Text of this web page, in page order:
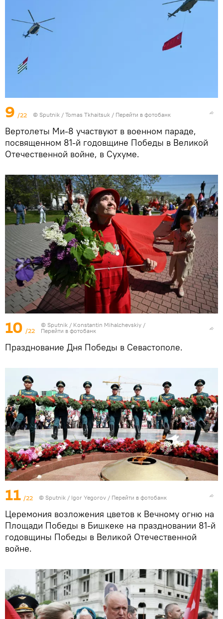
9 /22 © Sputnik / Tomas Tkhaitsuk / Перейти в фотобанк
Вертолеты Ми-8 участвуют в военном параде,
посвященном 81-й годовщине Победы в Великой
Отечественной войне, в Сухуме.
10 /22
© Sputnik / Konstantin Mihalchevskiy /
Перейти в фотобанк
Празднование Дня Победы в Севастополе.
11 /22 © Sputnik / Igor Yegorov / Перейти в фотобанк
Церемония возложения цветов к Вечному огню на
Площади Победы в Бишкеке на праздновании 81-й
годовщины Победы в Великой Отечественной
войне.